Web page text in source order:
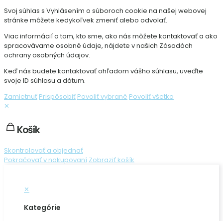
Svoj súhlas s Vyhlásením o súboroch cookie na našej webovej
stránke môžete kedykoľvek zmeniť alebo odvolať.
Viac informácií o tom, kto sme, ako nás môžete kontaktovať a ako
spracovávame osobné údaje, nájdete v našich Zásadách
ochrany osobných údajov.
Keď nás budete kontaktovať ohľadom vášho súhlasu, uveďte
svoje ID súhlasu a dátum.
Zamietnuť Prispôsobiť Povoliť vybrané Povoliť všetko
✕
Košík
Skontrolovať a objednať
Pokračovať v nakupovaní Zobraziť košík
✕
Kategórie